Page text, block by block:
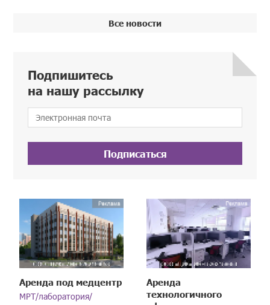
Все новости
Подпишитесь
на нашу рассылку
Подписаться
Аренда под медцентр
МРТ/лаборатория/
Аренда
технологичного